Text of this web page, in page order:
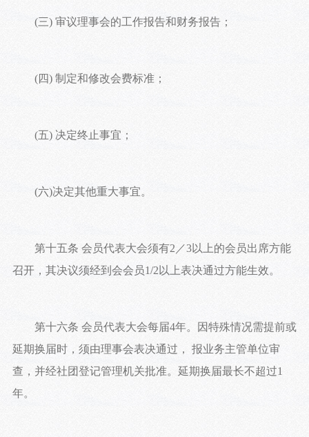
(三) 审议理事会的工作报告和财务报告；
(四) 制定和修改会费标准；
(五) 决定终止事宜；
(六)决定其他重大事宜。
第十五条 会员代表大会须有2／3以上的会员出席方能
召开，其决议须经到会会员1/2以上表决通过方能生效。
第十六条 会员代表大会每届4年。因特殊情况需提前或
延期换届时，须由理事会表决通过， 报业务主管单位审
查，并经社团登记管理机关批准。延期换届最长不超过1
年。